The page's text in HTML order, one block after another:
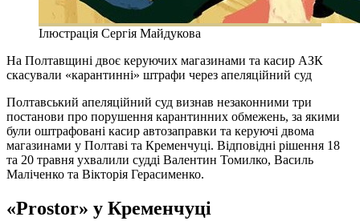
Ілюстрація Сергія Майдукова
На Полтавщині двоє керуючих магазинами та касир АЗК
скасували «карантинні» штрафи через апеляційний суд
Полтавський апеляційний суд визнав незаконними три
постанови про порушення карантинних обмежень, за якими
були оштрафовані касир автозаправки та керуючі двома
магазинами у Полтаві та Кременчуці. Відповідні рішення 18
та 20 травня ухвалили судді Валентин Томилко, Василь
Маліченко та Вікторія Герасименко.
«Prostor» у Кременчуці